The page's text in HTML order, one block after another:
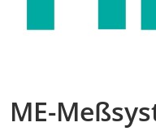
ME-